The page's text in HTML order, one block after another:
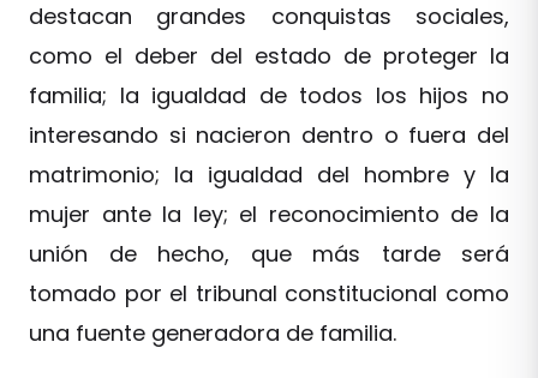
destacan grandes conquistas sociales,
como el deber del estado de proteger la
familia; la igualdad de todos los hijos no
interesando si nacieron dentro o fuera del
matrimonio; la igualdad del hombre y la
mujer ante la ley; el reconocimiento de la
unión de hecho, que más tarde será
tomado por el tribunal constitucional como
una fuente generadora de familia.